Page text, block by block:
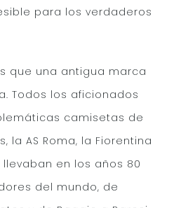
para los verdaderos
que una antigua marca
Todos los aficionados
camisetas de
la AS Roma, la Fiorentina
llevaban en los años 80
del mundo, de